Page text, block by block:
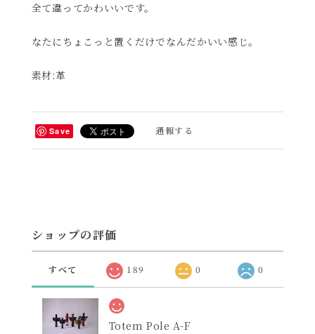
全て違ってかわいいです。
なたにちょこっと置くだけでなんだかいい感じ。
素材:革
Save 通報する
ショップの評価
すべて 189 0 0
Totem Pole A-F